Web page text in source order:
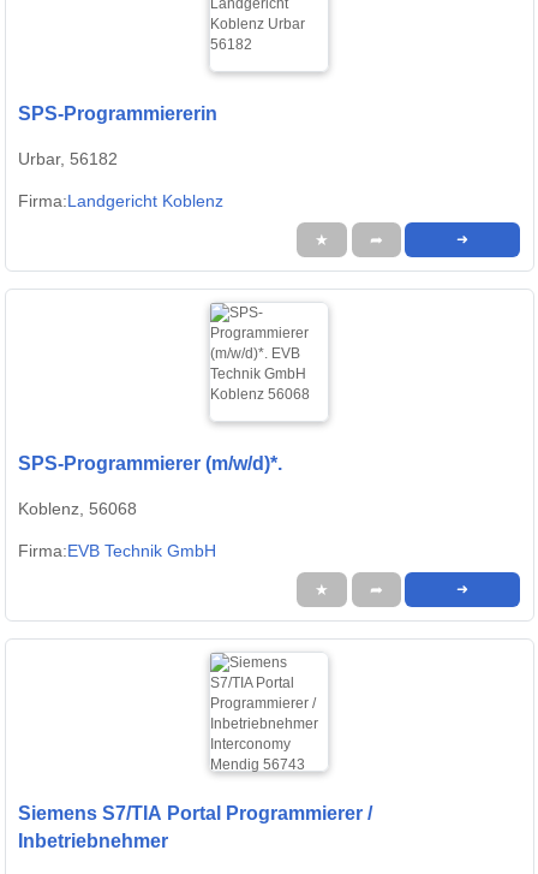
SPS-Programmiererin
Urbar, 56182
Firma:Landgericht Koblenz
★ ➦ ➜
SPS-Programmierer (m/w/d)*.
Koblenz, 56068
Firma:EVB Technik GmbH
★ ➦ ➜
Siemens S7/TIA Portal Programmierer /
Inbetriebnehmer